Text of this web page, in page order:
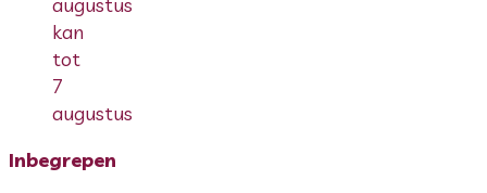
augustus
kan
tot
7
augustus
Inbegrepen